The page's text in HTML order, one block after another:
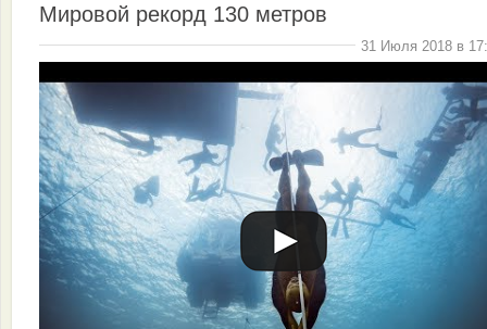
Мировой рекорд 130 метров
31 Июля 2018 в